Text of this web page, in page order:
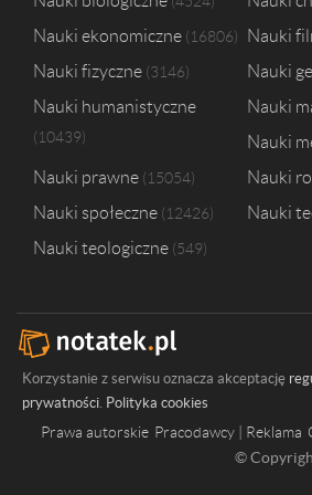
Uniwersytet im. Adama Mickiewicza w
Wyższa Szkoła Biznesu w Poznań 1
Nauki ekonomiczne 16806 Nauki
Nauki fizyczne 3146 Nauki
Nauki humanistyczne
10439
Nauki
Nauki
Nauki prawne 15054 Nauki
Nauki społeczne 12426 Nauki
Nauki teologiczne 549
Korzystanie z serwisu oznacza akceptację
prywatności. Polityka cookies
Prawa autorskie Pracodawcy | Reklama
©